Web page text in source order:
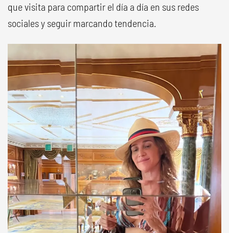
que visita para compartir el día a día en sus redes
sociales y seguir marcando tendencia.